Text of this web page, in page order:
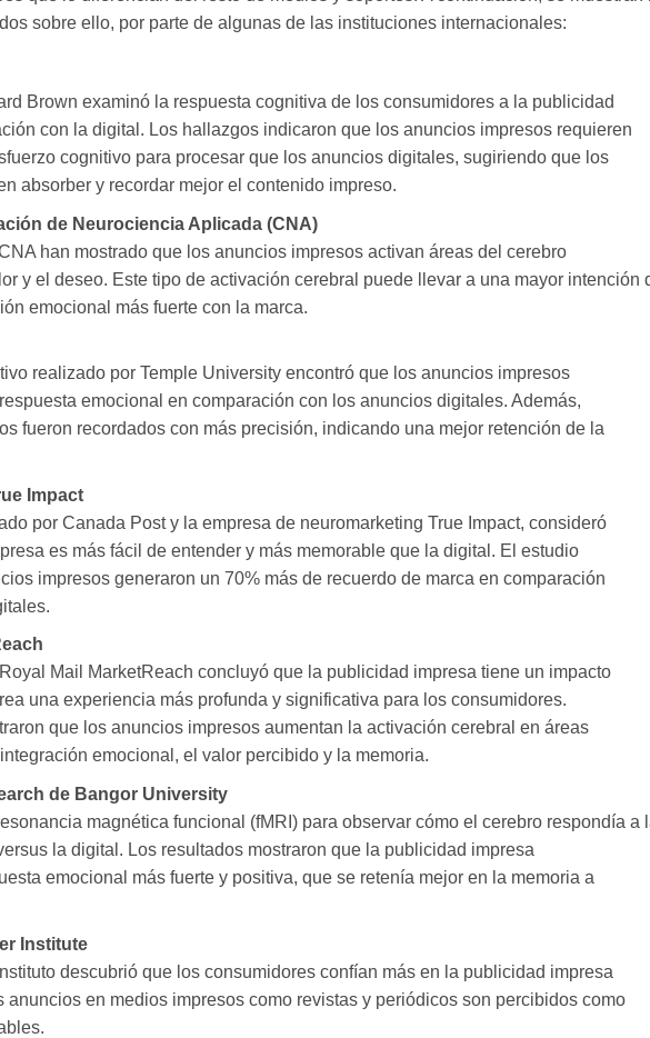
sobre ello, por parte de algunas de las instituciones internacionales:
Brown examinó la respuesta cognitiva de los consumidores a la publicidad
con la digital. Los hallazgos indicaron que los anuncios impresos requieren
cognitivo para procesar que los anuncios digitales, sugiriendo que los
absorber y recordar mejor el contenido impreso.
de Neurociencia Aplicada (CNA)
han mostrado que los anuncios impresos activan áreas del cerebro
y el deseo. Este tipo de activación cerebral puede llevar a una mayor intención
emocional más fuerte con la marca.
realizado por Temple University encontró que los anuncios impresos
emocional en comparación con los anuncios digitales. Además,
fueron recordados con más precisión, indicando una mejor retención de la
Impact
por Canada Post y la empresa de neuromarketing True Impact, consideró
es más fácil de entender y más memorable que la digital. El estudio
impresos generaron un 70% más de recuerdo de marca en comparación
Mail MarketReach concluyó que la publicidad impresa tiene un impacto
una experiencia más profunda y significativa para los consumidores.
que los anuncios impresos aumentan la activación cerebral en áreas
emocional, el valor percibido y la memoria.
de Bangor University
magnética funcional (fMRI) para observar cómo el cerebro respondía a
la digital. Los resultados mostraron que la publicidad impresa
emocional más fuerte y positiva, que se retenía mejor en la memoria a
Institute
descubrió que los consumidores confían más en la publicidad impresa
anuncios en medios impresos como revistas y periódicos son percibidos como